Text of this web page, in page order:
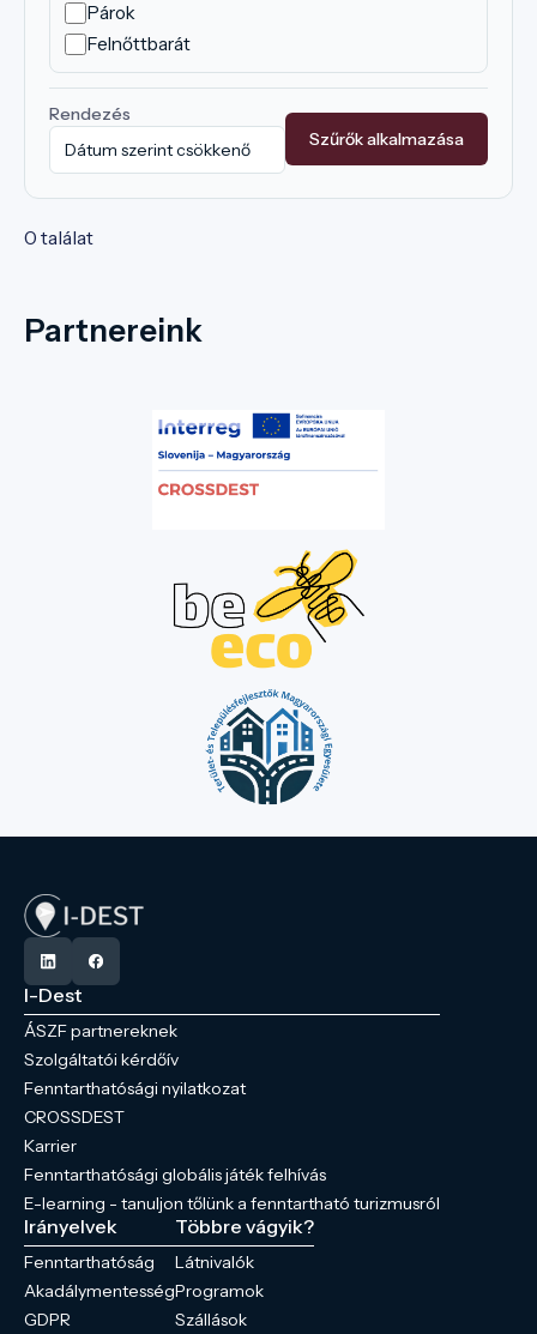
Párok
Felnőttbarát
Rendezés
Szűrők alkalmazása
0 találat
Partnereink
I-Dest
ÁSZF partnereknek
Szolgáltatói kérdőív
Fenntarthatósági nyilatkozat
CROSSDEST
Karrier
Fenntarthatósági globális játék felhívás
E-learning - tanuljon tőlünk a fenntartható turizmusról
Irányelvek
Fenntarthatóság
Akadálymentesség
GDPR
Többre vágyik?
Látnivalók
Programok
Szállások